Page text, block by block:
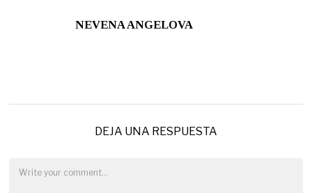
NEVENA ANGELOVA
DEJA UNA RESPUESTA